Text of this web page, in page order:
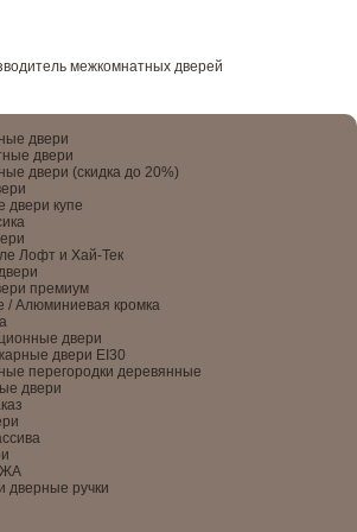
межкомнатных дверей
двери
двери
двери (скидка до 20%)
двери купе
Лофт и Хай-Тек
премиум
/ Алюминиевая кромка
двери
двери EI30
перегородки деревянные
двери
дверные ручки